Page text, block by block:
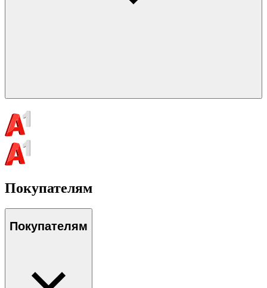
Покупателям
Покупателям